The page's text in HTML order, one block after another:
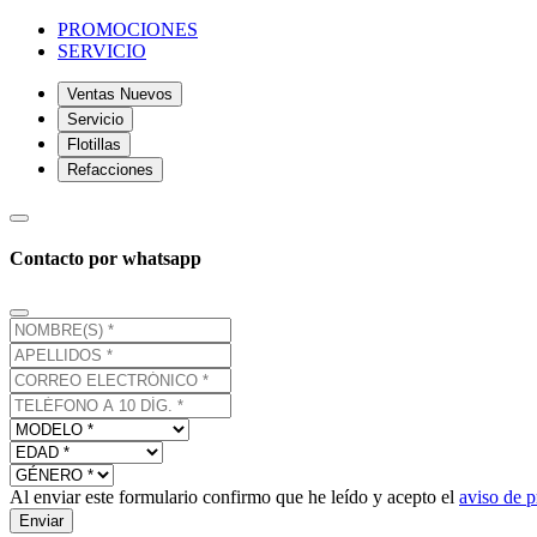
PROMOCIONES
SERVICIO
Ventas Nuevos
Servicio
Flotillas
Refacciones
Contacto por whatsapp
Al enviar este formulario confirmo que he leído y acepto el aviso de
Enviar